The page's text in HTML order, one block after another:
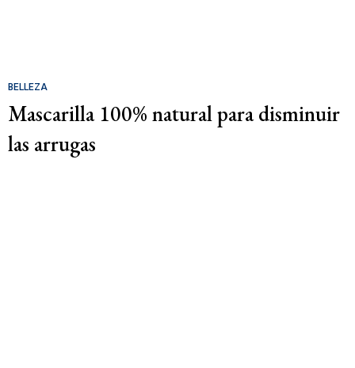
BELLEZA
Mascarilla 100% natural para disminuir
las arrugas